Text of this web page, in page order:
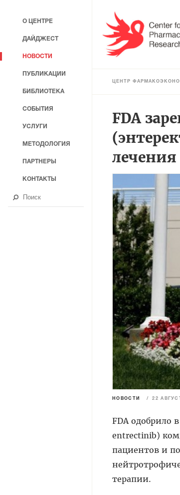
ЦЕНТР
FDA
лечения
НОВОСТИ / 22
FDA одобрило
entrectinib)
пациентов и
терапии.
О ЦЕНТРЕ
ДАЙДЖЕСТ
НОВОСТИ
ПУБЛИКАЦИИ
БИБЛИОТЕКА
СОБЫТИЯ
УСЛУГИ
МЕТОДОЛОГИЯ
ПАРТНЕРЫ
КОНТАКТЫ